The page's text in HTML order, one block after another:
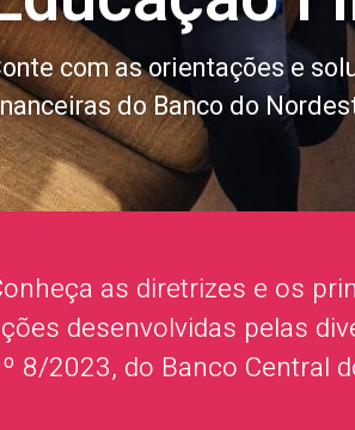
com as orientações e
do Banco do
as diretrizes e os
desenvolvidas pelas
8/2023, do Banco Central